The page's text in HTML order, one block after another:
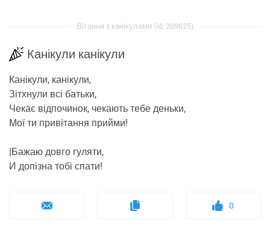
Вітання з канікулами (id: 209625)
Канікули канікули
Канікули, канікули,
Зітхнули всі батьки,
Чекає відпочинок, чекають тебе деньки,
Мої ти привітання прийми!
|Бажаю довго гуляти,
И допізна тобі спати!
0